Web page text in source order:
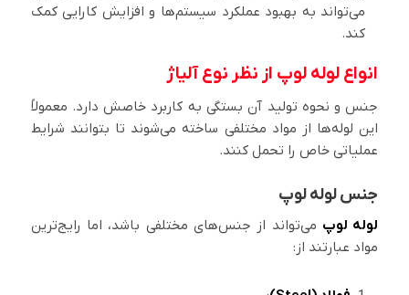
می‌تواند به بهبود عملکرد سیستم‌ها و افزایش کارایی کمک
کند.
انواع لوله لوپ از نظر نوع آلیاژ
جنس و نحوه تولید آن بستگی به کاربرد خاصش دارد. معمولاً
این لوله‌ها از مواد مختلفی ساخته می‌شوند تا بتوانند شرایط
عملیاتی خاص را تحمل کنند.
جنس لوله لوپ
لوله لوپ می‌تواند از جنس‌های مختلفی باشد، اما رایج‌ترین
مواد عبارتند از: